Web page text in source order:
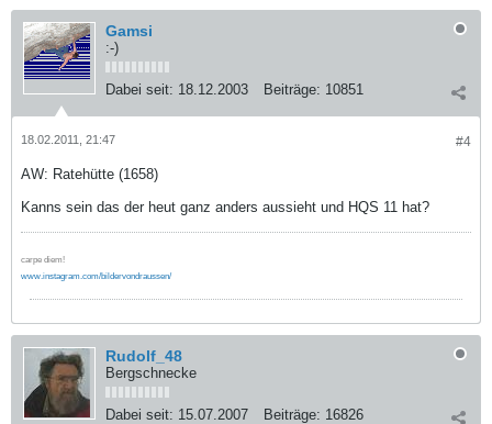
Gamsi
:-)
Dabei seit: 18.12.2003 Beiträge: 10851
#4
18.02.2011, 21:47
AW: Ratehütte (1658)
Kanns sein das der heut ganz anders aussieht und HQS 11 hat?
carpe diem!
www.instagram.com/bildervondraussen/
Rudolf_48
Bergschnecke
Dabei seit: 15.07.2007 Beiträge: 16826